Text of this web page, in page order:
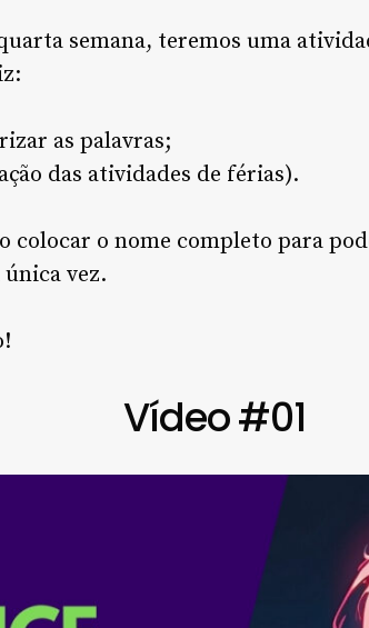
semana, teremos uma
as palavras;
das atividades de férias).
colocar o nome completo para
vez.
Vídeo #01